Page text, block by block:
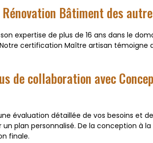
Bâtiment des
expertise de plus de 16 ans dans le
certification Maître artisan
de collaboration avec
évaluation détaillée de vos besoins et
plan personnalisé. De la conception à
finale.